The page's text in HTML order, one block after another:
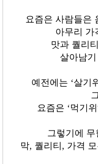
요즘은 사람들은
아무리 가
맛과 퀄리
살아남
예전에는 ‘살기
요즘은 ‘먹기
그렇기에
막, 퀄리티 , 가격